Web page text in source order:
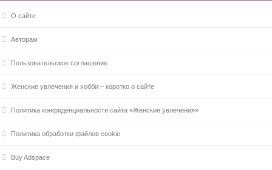
О сайте
Авторам
Пользовательское соглашение
Женские увлечения и хобби – коротко о сайте
Политика конфиденциальности сайта «Женские увлечения»
Политика обработки файлов cookie
Buy Adspace